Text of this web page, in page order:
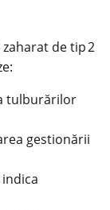
de tip 2
tulburărilor
gestionării